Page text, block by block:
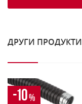
ДРУГИ ПРОДУКТИ
-10%